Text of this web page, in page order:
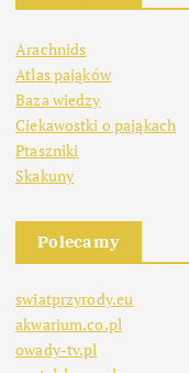
Arachnids
Atlas pająków
Baza wiedzy
Ciekawostki o pająkach
Ptaszniki
Skakuny
Polecamy
swiatprzyrody.eu
akwarium.co.pl
owady-tv.pl